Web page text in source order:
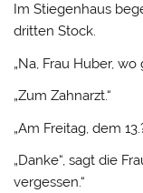
Im Stiegenhaus
dritten Stock.
„Na, Frau Huber, wo
„Zum Zahnarzt.“
„Am Freitag, dem
„Danke“, sagt die
vergessen.“